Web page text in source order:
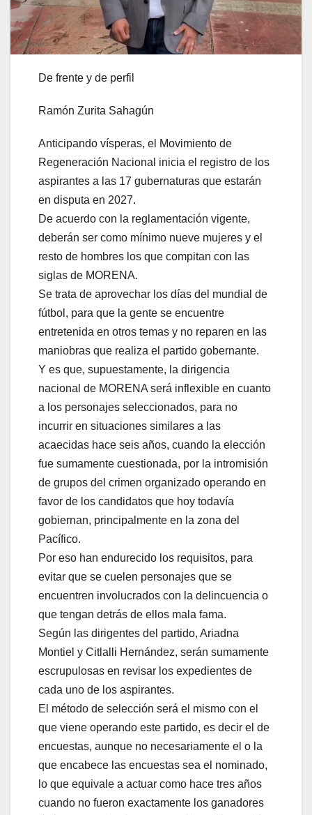
De frente y de perfil
Ramón Zurita Sahagún
Anticipando vísperas, el Movimiento de
Regeneración Nacional inicia el registro de los
aspirantes a las 17 gubernaturas que estarán
en disputa en 2027.
De acuerdo con la reglamentación vigente,
deberán ser como mínimo nueve mujeres y el
resto de hombres los que compitan con las
siglas de MORENA.
Se trata de aprovechar los días del mundial de
fútbol, para que la gente se encuentre
entretenida en otros temas y no reparen en las
maniobras que realiza el partido gobernante.
Y es que, supuestamente, la dirigencia
nacional de MORENA será inflexible en cuanto
a los personajes seleccionados, para no
incurrir en situaciones similares a las
acaecidas hace seis años, cuando la elección
fue sumamente cuestionada, por la intromisión
de grupos del crimen organizado operando en
favor de los candidatos que hoy todavía
gobiernan, principalmente en la zona del
Pacífico.
Por eso han endurecido los requisitos, para
evitar que se cuelen personajes que se
encuentren involucrados con la delincuencia o
que tengan detrás de ellos mala fama.
Según las dirigentes del partido, Ariadna
Montiel y Citlalli Hernández, serán sumamente
escrupulosas en revisar los expedientes de
cada uno de los aspirantes.
El método de selección será el mismo con el
que viene operando este partido, es decir el de
encuestas, aunque no necesariamente el o la
que encabece las encuestas sea el nominado,
lo que equivale a actuar como hace tres años
cuando no fueron exactamente los ganadores